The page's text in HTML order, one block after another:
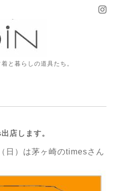
と暮らしの道具たち。
店します。
日）は茅ヶ崎のtimesさん